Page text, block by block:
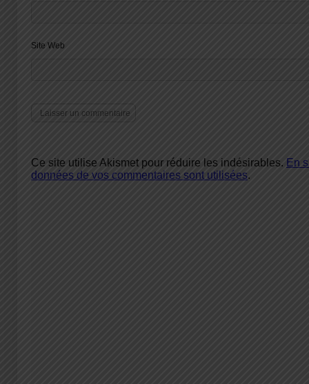
Site Web
Ce site utilise Akismet pour réduire les indésirables. En
données de vos commentaires sont utilisées.